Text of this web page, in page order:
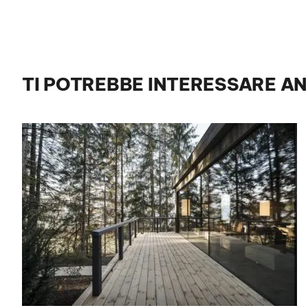
TI POTREBBE INTERESSARE